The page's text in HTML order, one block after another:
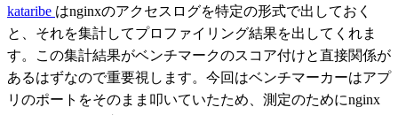
kataribe はnginxのアクセスログを特定の形式で出しておく
と、それを集計してプロファイリング結果を出してくれま
す。この集計結果がベンチマークのスコア付けと直接関係が
あるはずなので重要視します。今回はベンチマーカーはアプ
リのポートをそのまま叩いていたため、測定のためにnginx